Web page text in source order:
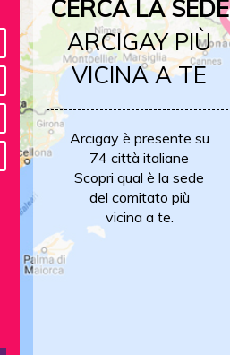
CERCA LA SEDE
ARCIGAY PIÙ
VICINA A TE
Arcigay è presente su
74 città italiane
Scopri qual è la sede
del comitato più
vicina a te.